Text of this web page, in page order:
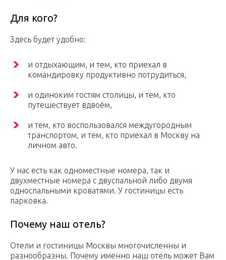
Для кого?
Здесь будет удобно:
и отдыхающим, и тем, кто приехал в
командировку продуктивно потрудиться,
и одиноким гостям столицы, и тем, кто
путешествует вдвоём,
и тем, кто воспользовался междугородным
транспортом, и тем, кто приехал в Москву на
личном авто.
У нас есть как одноместные номера, так и
двухместные номера с двуспальной либо двумя
односпальными кроватями. У гостиницы есть
парковка.
Почему наш отель?
Отели и гостиницы Москвы многочисленны и
разнообразны. Почему именно наш отель может Вам